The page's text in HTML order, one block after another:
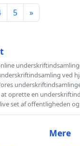
5 »
ved
oprette en
set af offentligheden
Mere